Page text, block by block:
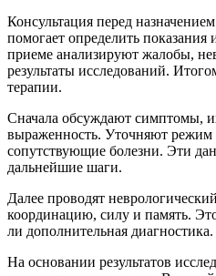
Консультация перед
помогает определить
приеме анализируют жалобы,
результаты исследований.
терапии.
Сначала обсуждают симптомы,
выраженность. Уточняют режим
сопутствующие болезни. Эти
дальнейшие шаги.
Далее проводят
координацию, силу и память.
ли дополнительная диагностика.
На основании результатов